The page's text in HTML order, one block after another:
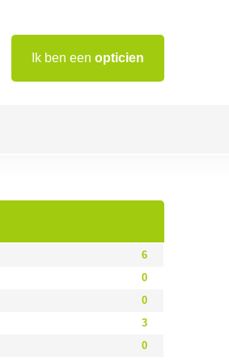
Ik ben een opticien
6
0
0
3
0